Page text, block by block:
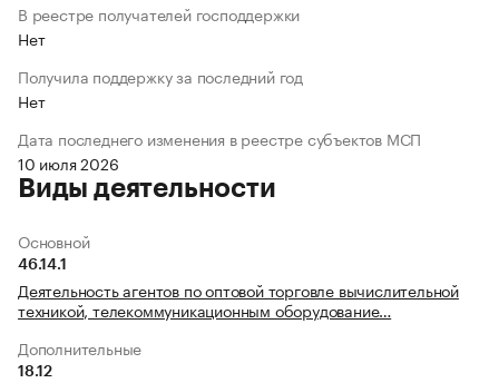
В реестре получателей господдержки
Нет
Получила поддержку за последний год
Нет
Дата последнего изменения в реестре субъектов МСП
10 июля 2026
Виды деятельности
Основной
46.14.1
Деятельность агентов по оптовой торговле вычислительной
техникой, телекоммуникационным оборудование…
Дополнительные
18.12